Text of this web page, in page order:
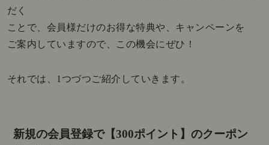
だく
ことで、会員様だけのお得な特典や、キャンペーンを
ご案内していますので、この機会にぜひ！
それでは、1つづつご紹介していきます。
新規の会員登録で【300ポイント】のクーポン